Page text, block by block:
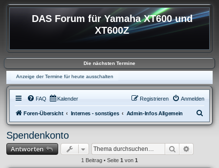
DAS Forum für Yamaha XT600 und
XT600Z
Die nächsten Termine
Anzeige der Termine für heute ausschalten
FAQ Kalender Anmelden
Registrieren
Foren-Übersicht Internes - sonstiges Admin-Infos Allgemein
u
Spendenkonto
Antworten Suche
1 Beitrag • Seite 1 von 1